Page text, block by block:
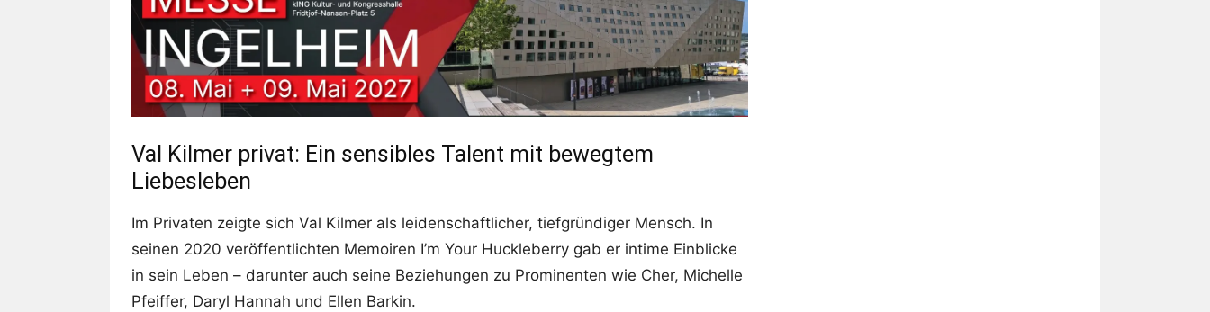
Val Kilmer privat: Ein sensibles Talent mit bewegtem
Liebesleben
Im Privaten zeigte sich Val Kilmer als leidenschaftlicher, tiefgründiger Mensch. In
seinen 2020 veröffentlichten Memoiren I’m Your Huckleberry gab er intime Einblicke
in sein Leben – darunter auch seine Beziehungen zu Prominenten wie Cher, Michelle
Pfeiffer, Daryl Hannah und Ellen Barkin.